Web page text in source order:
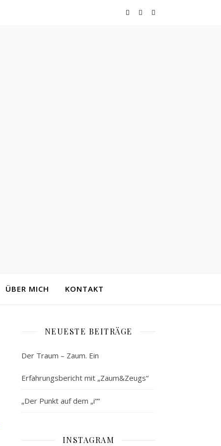
ÜBER MICH KONTAKT
NEUESTE BEITRÄGE
Der Traum – Zaum. Ein
Erfahrungsbericht mit „Zaum&Zeugs“
„Der Punkt auf dem „i““
INSTAGRAM